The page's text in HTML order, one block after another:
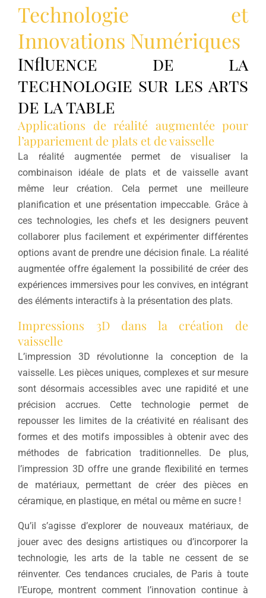
Technologie et
Innovations Numériques
Influence de la
technologie sur les arts
de la table
Applications de réalité augmentée pour
l’appariement de plats et de vaisselle
La réalité augmentée permet de visualiser la
combinaison idéale de plats et de vaisselle avant
même leur création. Cela permet une meilleure
planification et une présentation impeccable. Grâce à
ces technologies, les chefs et les designers peuvent
collaborer plus facilement et expérimenter différentes
options avant de prendre une décision finale. La réalité
augmentée offre également la possibilité de créer des
expériences immersives pour les convives, en intégrant
des éléments interactifs à la présentation des plats.
Impressions 3D dans la création de
vaisselle
L’impression 3D révolutionne la conception de la
vaisselle. Les pièces uniques, complexes et sur mesure
sont désormais accessibles avec une rapidité et une
précision accrues. Cette technologie permet de
repousser les limites de la créativité en réalisant des
formes et des motifs impossibles à obtenir avec des
méthodes de fabrication traditionnelles. De plus,
l’impression 3D offre une grande flexibilité en termes
de matériaux, permettant de créer des pièces en
céramique, en plastique, en métal ou même en sucre !
Qu’il s’agisse d’explorer de nouveaux matériaux, de
jouer avec des designs artistiques ou d’incorporer la
technologie, les arts de la table ne cessent de se
réinventer. Ces tendances cruciales, de Paris à toute
l’Europe, montrent comment l’innovation continue à